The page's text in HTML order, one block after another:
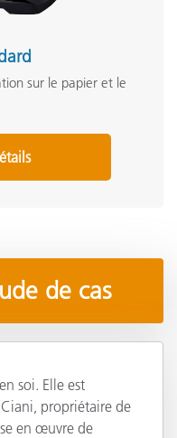
sur le papier et le
de cas
soi. Elle est
propriétaire de
en œuvre de